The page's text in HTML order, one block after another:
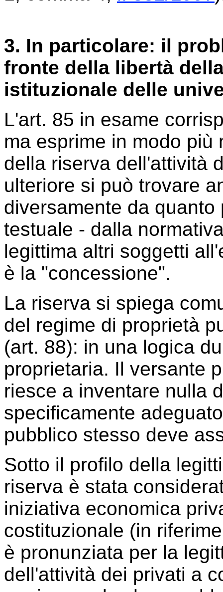
3. In particolare: il
fronte della libertà
istituzionale delle
L'art. 85 in esame
ma esprime in modo
della riserva dell'attività
ulteriore si può trovare
diversamente da
testuale - dalla
legittima altri soggetti
è la "concessione".
La riserva si spiega
del regime di proprietà
(art. 88): in una logica
proprietaria. Il versante
riesce a inventare nulla
specificamente
pubblico stesso deve
Sotto il profilo della
riserva è stata
iniziativa economica
costituzionale (in
è pronunziata per la
dell'attività dei privati a